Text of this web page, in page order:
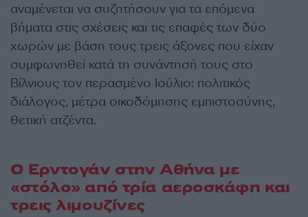
αναμένεται να συζητήσουν για τα επόμενα
βήματα στις σχέσεις και τις επαφές των δύο
χωρών με βάση τους τρεις άξονες που είχαν
συμφωνηθεί κατά τη συνάντησή τους στο
Βίλνιους τον περασμένο Ιούλιο: πολιτικός
διάλογος, μέτρα οικοδόμησης εμπιστοσύνης,
θετική ατζέντα.
Ο Ερντογάν στην Αθήνα με
«στόλο» από τρία αεροσκάφη και
τρεις λιμουζίνες